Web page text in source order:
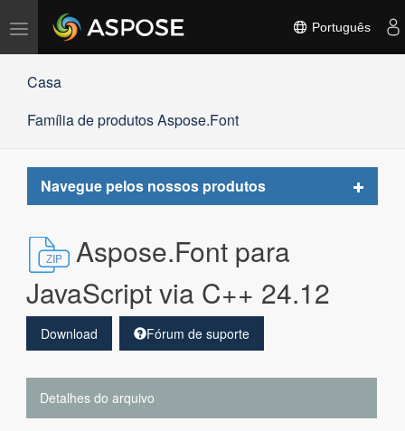
Alternar
navegação
Português
Casa
Família de produtos Aspose.Font
Navegue pelos nossos produtos
Toggle
Aspose.Font para
JavaScript via C++ 24.12
Download Fórum de suporte
Detalhes do arquivo